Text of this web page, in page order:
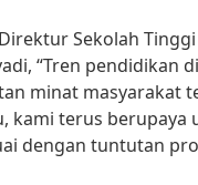
Sekolah Tinggi
“Tren pendidikan
minat masyarakat
kami terus
dengan tuntutan